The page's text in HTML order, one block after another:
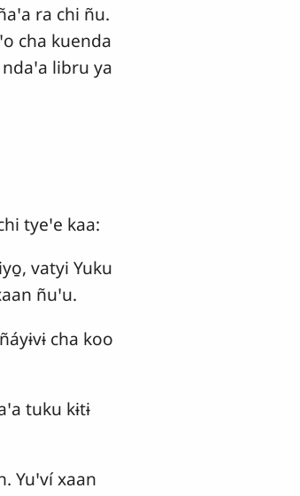
ra chi ñu.
cha kuenda
libru ya
tyeꞌe kaa:
vatyi Yuku
ñuꞌu.
cha koo
tuku kɨtɨ
Yuꞌví xaan